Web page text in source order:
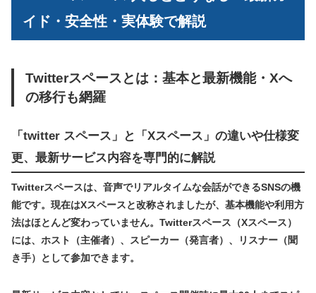
イド・安全性・実体験で解説
Twitterスペースとは：基本と最新機能・Xへ
の移行も網羅
「twitter スペース」と「Xスペース」の違いや仕様変
更、最新サービス内容を専門的に解説
Twitterスペースは、音声でリアルタイムな会話ができるSNSの機
能です。現在はXスペースと改称されましたが、基本機能や利用方
法はほとんど変わっていません。Twitterスペース（Xスペース）
には、ホスト（主催者）、スピーカー（発言者）、リスナー（聞
き手）として参加できます。